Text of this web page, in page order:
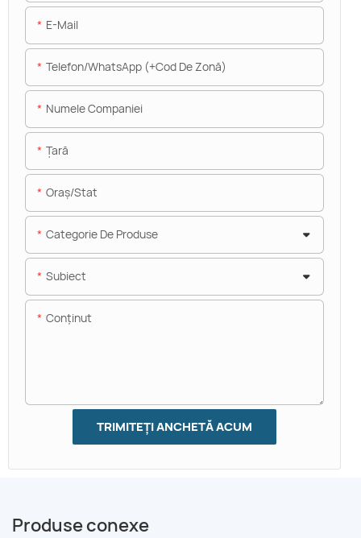
E-Mail
Telefon/WhatsApp (+Cod De Zonă)
Numele Companiei
Ţară
Oraș/stat
Categorie De Produse
Subiect
Conţinut
TRIMITEȚI ANCHETĂ ACUM
Produse conexe